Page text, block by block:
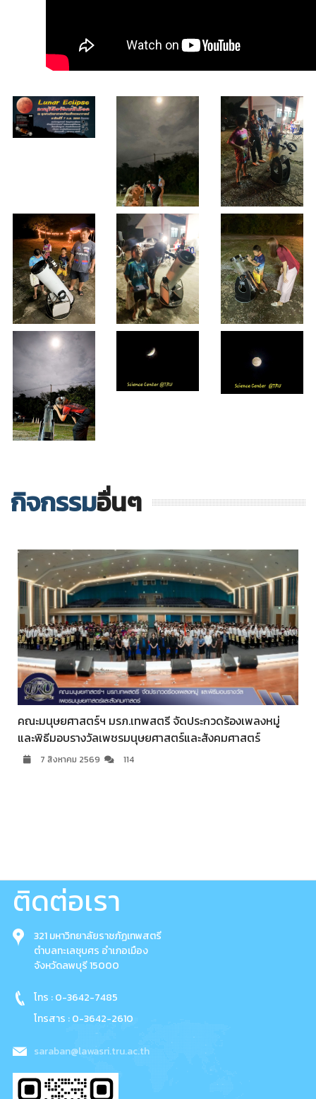
กิจกรรมอื่นๆ
คณะมนุษยศาสตร์ฯ มรภ.เทพสตรี จัดประกวดร้องเพลงหมู่
และพิธีมอบรางวัลเพชรมนุษยศาสตร์และสังคมศาสตร์
7 สิงหาคม 2569 114
ติดต่อเรา
321 มหาวิทยาลัยราชภัฏเทพสตรี
ตำบลทะเลชุบศร อำเภอเมือง
จังหวัดลพบุรี 15000
โทร : 0-3642-7485
โทรสาร : 0-3642-2610
saraban@lawasri.tru.ac.th